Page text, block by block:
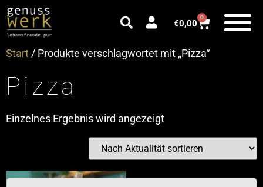
€0,00
0
Start / Produkte verschlagwortet mit „Pizza“
Pizza
Einzelnes Ergebnis wird angezeigt